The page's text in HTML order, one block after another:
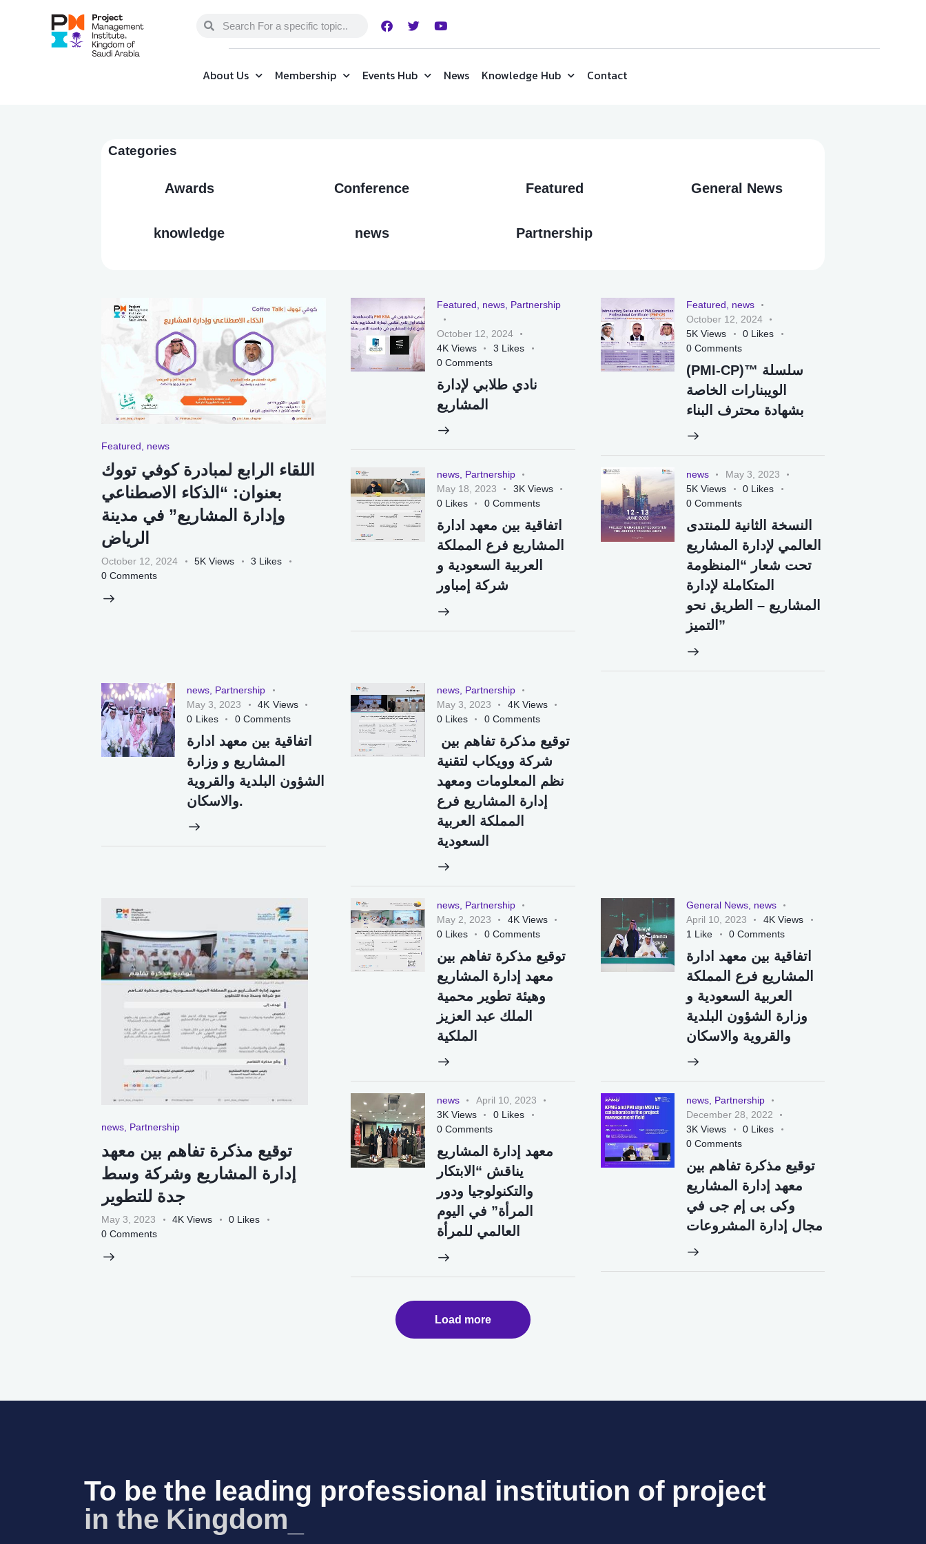
About Us Membership Events Hub News Knowledge Hub Contact
Categories
Awards Conference Featured General News
knowledge news Partnership
Featured news
اللقاء الرابع لمبادرة كوفي تووك
بعنوان: “الذكاء الاصطناعي
وإدارة المشاريع” في مدينة
October 12, 2024 5K Views 3 Likes
0 Comments
Featured news, Partnership
October 12, 2024
4K Views 3 Likes
0 Comments
نادي طلابي لإدارة
المشاريع
Featured
news
October 12, 2024
5K Views 0 Likes
0 Comments
(PMI-CP)™️ سلسلة
الويبنارات الخاصة
بشهادة محترف البناء
news, Partnership
May 18, 2023
3K Views
0 Likes 0 Comments
اتفاقية بين معهد ادارة
المشاريع فرع المملكة
العربية السعودية و
شركة إمباور
news
May 3, 2023
5K Views 0 Likes
0 Comments
النسخة الثانية للمنتدى
العالمي لإدارة المشاريع
تحت شعار “المنظومة
المتكاملة لإدارة
المشاريع – الطريق نحو
التميز”
news Partnership
May 3, 2023
4K Views
0 Likes 0 Comments
اتفاقية بين معهد ادارة
المشاريع و وزارة
الشؤون البلدية والقروية
والاسكان.
news, Partnership
May 3, 2023
4K Views
0 Likes 0 Comments
شركة وويكاب لتقنية
نظم المعلومات ومعهد
إدارة المشاريع فرع
المملكة العربية
السعودية
news Partnership
توقيع مذكرة تفاهم بين معهد
إدارة المشاريع وشركة وسط
جدة للتطوير
May 3, 2023 4K Views 0 Likes
0 Comments
news, Partnership
May 2, 2023
4K Views
0 Likes 0 Comments
توقيع مذكرة تفاهم بين
معهد إدارة المشاريع
وهيئة تطوير محمية
الملك عبد العزيز
الملكية
General News, news
April 10, 2023
4K Views
1 Like 0 Comments
اتفاقية بين معهد ادارة
المشاريع فرع المملكة
العربية السعودية و
وزارة الشؤون البلدية
والقروية والاسكان
news
April 10, 2023
3K Views 0 Likes
0 Comments
معهد إدارة المشاريع
يناقش “الابتكار
والتكنولوجيا ودور
المرأة” في اليوم
العالمي للمرأة
news, Partnership
December 28, 2022
3K Views 0 Likes
0 Comments
توقيع مذكرة تفاهم بين
معهد إدارة المشاريع
وكى بى إم جى في
مجال إدارة المشروعات
Load more
To be the leading professional institution of project
in the Kingdom of S